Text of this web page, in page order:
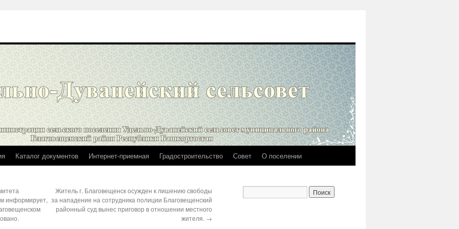
Каталог документов Интернет-приемная Градостроительство Совет О поселении
информирует,
Житель г. Благовещенск осужден к лишению свободы
за нападение на сотрудника полиции Благовещенский
районный суд вынес приговор в отношении местного
жителя. →